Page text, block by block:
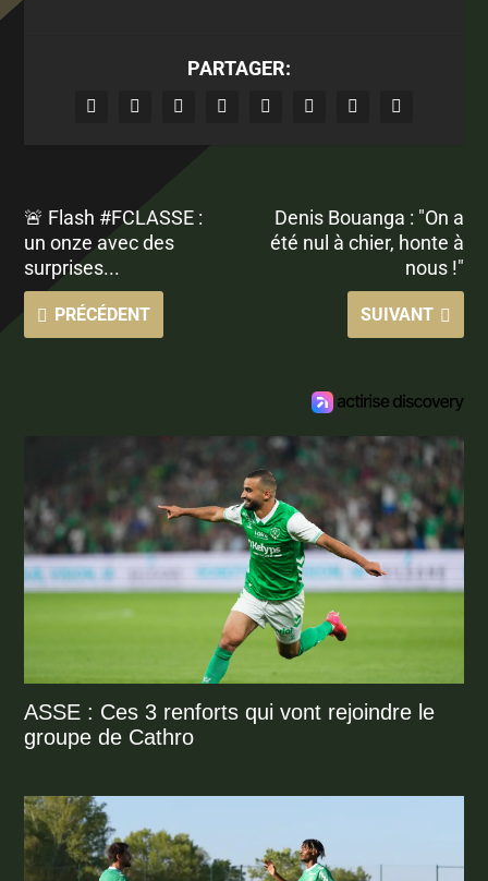
PARTAGER:
🚨 Flash #FCLASSE :
un onze avec des
surprises...
PRÉCÉDENT
Denis Bouanga : "On a
été nul à chier, honte à
nous !"
SUIVANT
ASSE : Ces 3 renforts qui vont rejoindre le
groupe de Cathro